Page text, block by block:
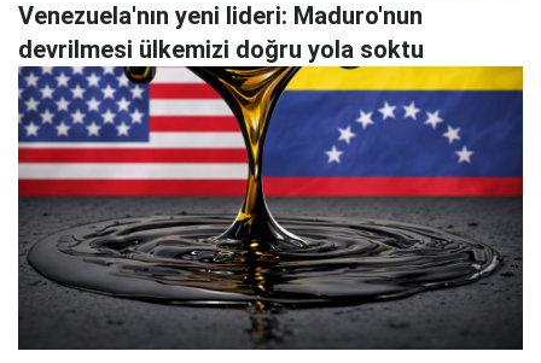
Venezuela'nın yeni lideri: Maduro'nun
devrilmesi ülkemizi doğru yola soktu